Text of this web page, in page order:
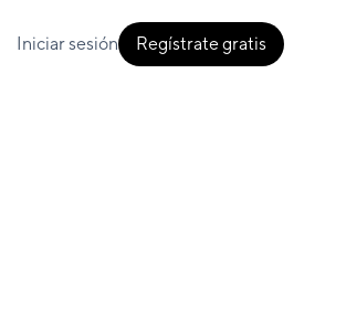
Iniciar sesión Regístrate gratis